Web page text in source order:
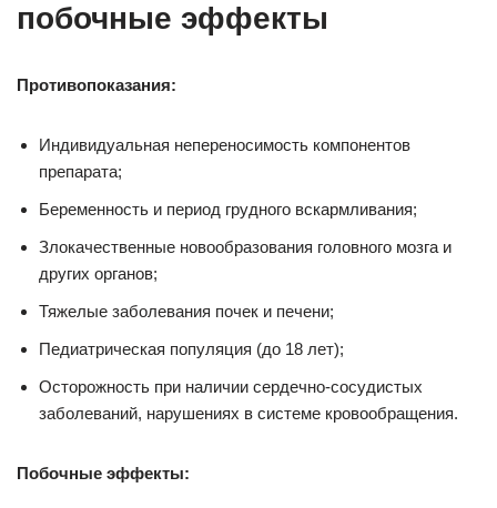
побочные эффекты
Противопоказания:
Индивидуальная непереносимость компонентов
препарата;
Беременность и период грудного вскармливания;
Злокачественные новообразования головного мозга и
других органов;
Тяжелые заболевания почек и печени;
Педиатрическая популяция (до 18 лет);
Осторожность при наличии сердечно-сосудистых
заболеваний, нарушениях в системе кровообращения.
Побочные эффекты: